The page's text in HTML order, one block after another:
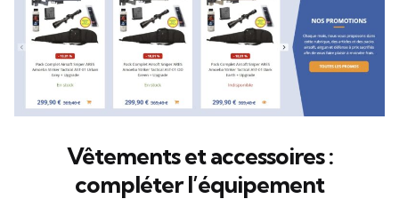
Vêtements et accessoires :
compléter l’équipement